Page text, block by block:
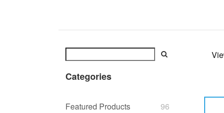
Categories
Featured Products
96